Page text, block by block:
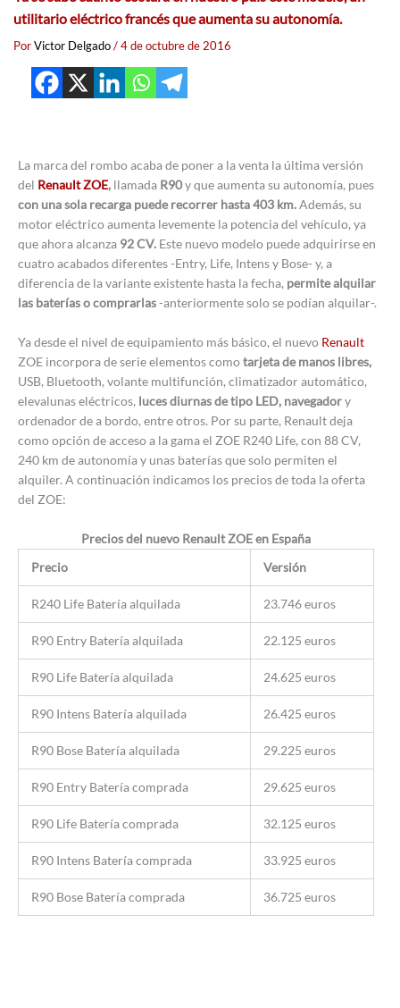
utilitario eléctrico francés que aumenta su autonomía.
PorVictor Delgado/4 de octubre de 2016
La marca del rombo acaba de poner a la venta la última versión
del Renault ZOE, llamada R90y que aumenta su autonomía, pues
con una sola recarga puede recorrer hasta 403 km.Además, su
motor eléctrico aumenta levemente la potencia del vehículo, ya
que ahora alcanza 92 CV. Este nuevo modelo puede adquirirse en
cuatro acabados diferentes -Entry, Life, Intens y Bose- y, a
diferencia de la variante existente hasta la fecha, permite alquilar
las baterías o comprarlas-anteriormente solo se podían alquilar-.
Ya desde el nivel de equipamiento más básico, el nuevo Renault
ZOE incorpora de serie elementos comotarjeta de manos libres,
USB, Bluetooth, volante multifunción, climatizador automático,
elevalunas eléctricos, luces diurnas de tipo LED, navegadory
ordenador de a bordo, entre otros. Por su parte, Renault deja
como opción de acceso a la gama el ZOE R240 Life, con 88 CV,
240 km de autonomía y unas baterías que solo permiten el
alquiler. A continuación indicamos los precios de toda la oferta
del ZOE:
Precios del nuevo Renault ZOE en España
Precio
Versión
R240 Life Batería alquilada 23.746 euros
R90 Entry Batería alquilada 22.125 euros
R90 Life Batería alquilada 24.625 euros
R90 Intens Batería alquilada 26.425 euros
R90 Bose Batería alquilada 29.225 euros
R90 Entry Batería comprada 29.625 euros
R90 Life Batería comprada 32.125 euros
R90 Intens Batería comprada 33.925 euros
R90 Bose Batería comprada 36.725 euros